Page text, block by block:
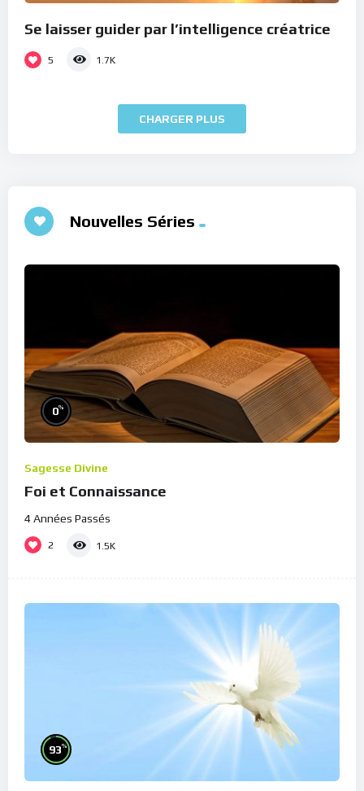
Se laisser guider par l’intelligence créatrice
5 1.7K
CHARGER PLUS
Nouvelles Séries
0%
Sagesse Divine
Foi et Connaissance
4 Années Passés
2 1.5K
93%